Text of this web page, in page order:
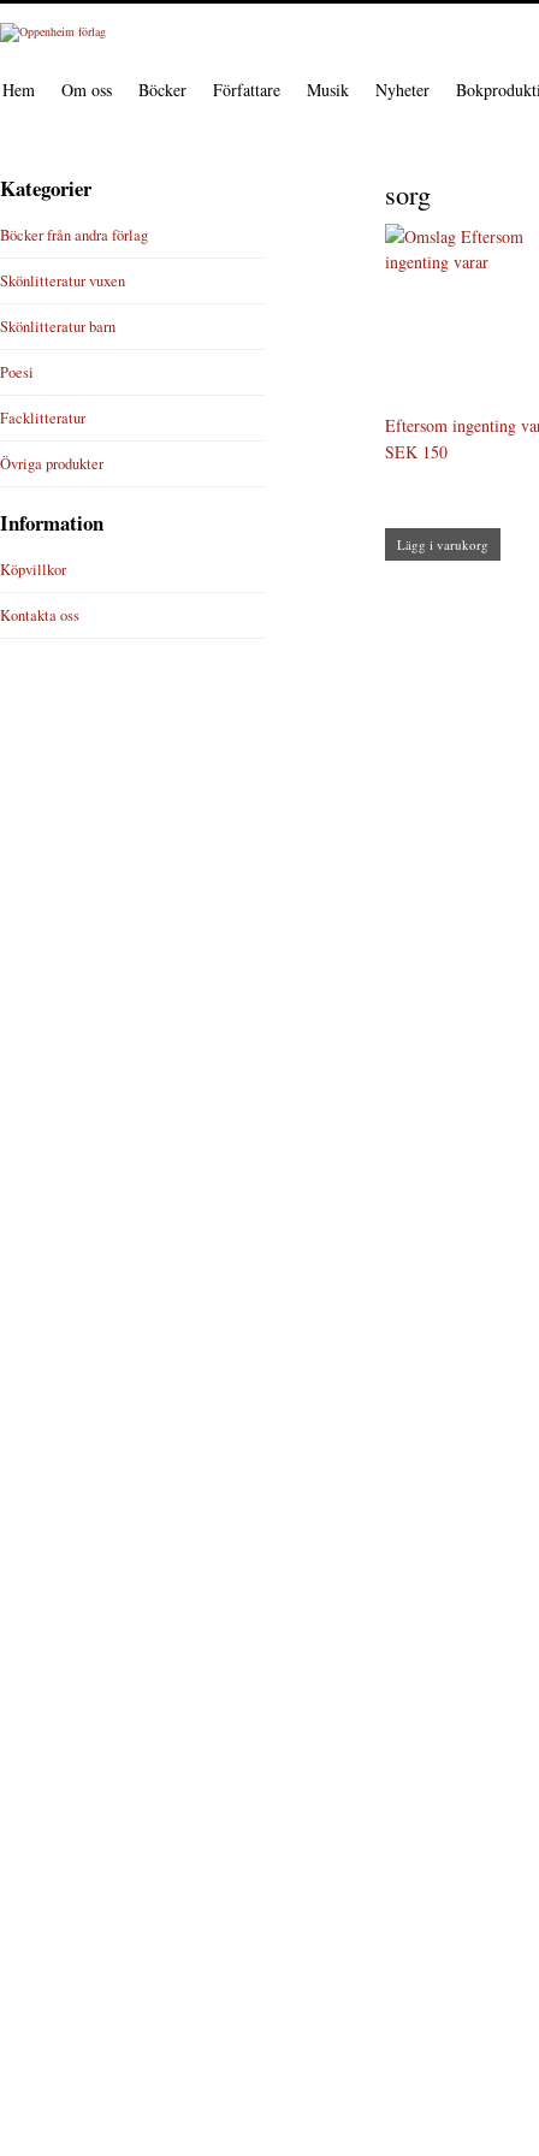
Hem Om oss Böcker Författare Musik Nyheter
sorg
Eftersom ingenting
SEK 150
Lägg i varukorg
Kategorier
Böcker från andra förlag
Skönlitteratur vuxen
Skönlitteratur barn
Poesi
Facklitteratur
Övriga produkter
Information
Köpvillkor
Kontakta oss